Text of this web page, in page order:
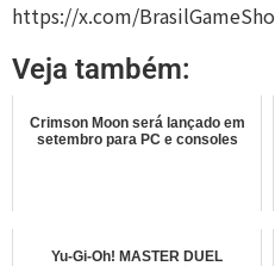
https://x.com/
Veja também:
Crimson Moon será lançado em
setembro para PC e consoles
Yu-Gi-Oh! MASTER DUEL